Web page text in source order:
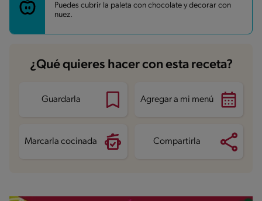
Energía 145.2 kcal
Grasas
Puedes cubrir la paleta con chocolate y decorar con
nuez.
¿Qué quieres hacer con esta receta?
Guardarla Agregar a mi menú
Marcarla cocinada Compartirla